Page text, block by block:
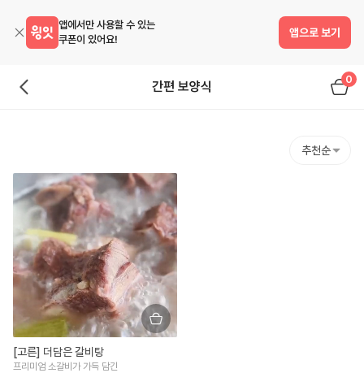
앱에서만 사용할 수 있는
쿠폰이 있어요!
앱으로 보기
간편 보양식 0
추천순
[고른] 더담은 갈비탕
프리미엄 소갈비가 가득 담긴